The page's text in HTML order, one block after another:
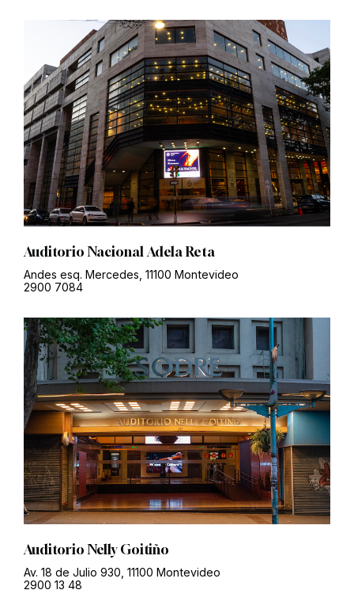
Auditorio Nacional Adela Reta
Andes esq. Mercedes, 11100 Montevideo
2900 7084
Auditorio Nelly Goitiño
Av. 18 de Julio 930, 11100 Montevideo
2900 13 48